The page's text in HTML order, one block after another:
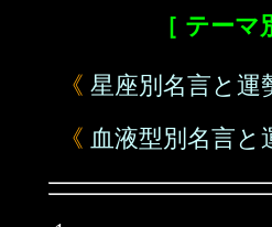
［ テーマ
《 星座別名言と運
《 血液型別名言と